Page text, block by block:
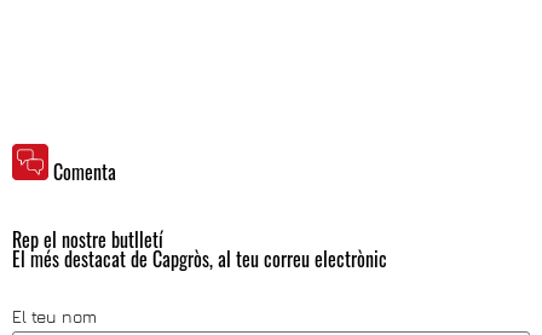
Comenta
Rep el nostre butlletí
El més destacat de Capgròs, al teu correu electrònic
El teu nom